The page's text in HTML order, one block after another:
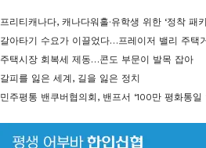
프리티캐나다, 캐나다워홀·유학생 위한 ‘정착 패
갈아타기 수요가 이끌었다…프레이저 밸리 주택
주택시장 회복세 제동…콘도 부문이 발목 잡아
갈피를 잃은 세계, 길을 잃은 정치
민주평통 밴쿠버협의회, 밴프서 ‘100만 평화통일